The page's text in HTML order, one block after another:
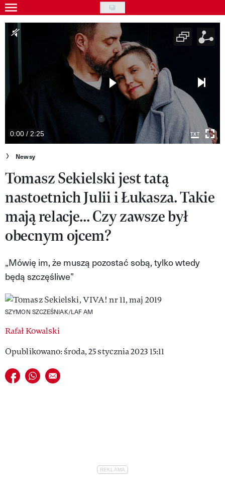
Skip
to
main
Gwiazdy
Kultura
Wideo
Nasze akcje
VIVA!ART
VIVA!MODA
VIVA!LIFESTYLE
VIVA!MAN
VIVA!PEOPLE POWER
VIVA!ITAKA
0:00 / 2:25
Newsy
Tomasz Sekielski jest tatą
nastoetnich Julii i Łukasza. Takie
mają relacje... Czy zawsze był
obecnym ojcem?
„Mówię im, że muszą pozostać sobą, tylko wtedy
będą szczęśliwe”
SZYMON SZCZEŚNIAK/LAF AM
Rafał Kowalski
Opublikowano: środa, 25 stycznia 2023 15:11
Udostępnij na facebook
Udostępnij na whatsapp
E-mail do przyjaciela